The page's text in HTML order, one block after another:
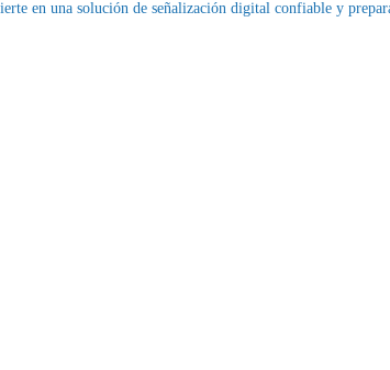
en una solución de señalización digital confiable y